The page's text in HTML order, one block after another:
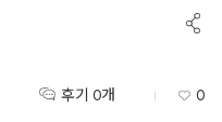
후기 0개 0
공
유